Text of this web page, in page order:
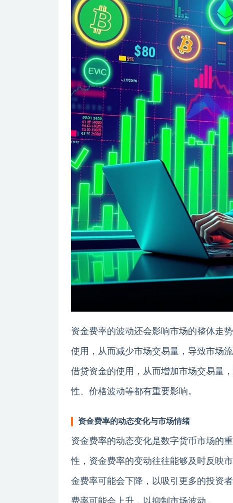
资金费率的波动还会影响市场的整体走
使用，从而减少市场交易量，导致市场
借贷资金的使用，从而增加市场交易量
性、价格波动等都有重要影响。
资金费率的动态变化与市场情绪
资金费率的动态变化是数字货币市场的
性，资金费率的变动往往能够及时反映
金费率可能会下降，以吸引更多的投资